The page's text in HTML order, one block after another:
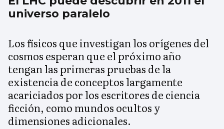
universo paralelo
Los físicos que investigan los orígenes del
cosmos esperan que el próximo año
tengan las primeras pruebas de la
existencia de conceptos largamente
acariciados por los escritores de ciencia
ficción, como mundos ocultos y
dimensiones adicionales.